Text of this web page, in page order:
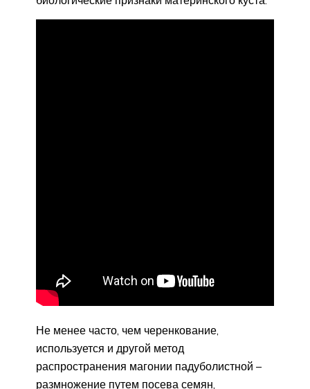
Не менее часто, чем черенкование,
используется и другой метод
распространения магонии падуболистной –
размножение путем посева семян,